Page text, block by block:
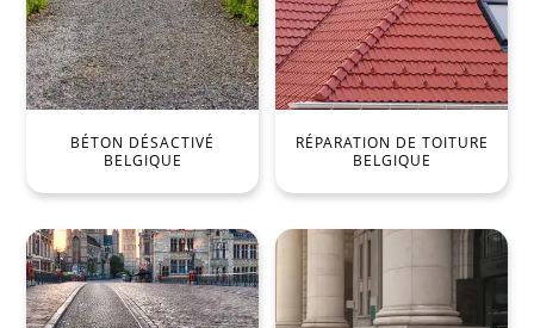
BÉTON DÉSACTIVÉ
BELGIQUE
RÉPARATION DE TOITURE
BELGIQUE